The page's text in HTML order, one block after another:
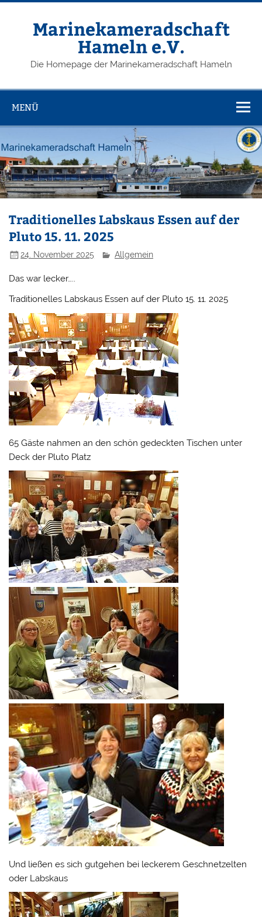
Zum
springenMarinekameradschaft
Hameln e.V.
Die Homepage der Marinekameradschaft Hameln
MENÜ
Traditionelles Labskaus Essen auf der
Pluto 15. 11. 2025
24. November 2025 Allgemein
Das war lecker…..
Traditionelles Labskaus Essen auf der Pluto 15. 11. 2025
65 Gäste nahmen an den schön gedeckten Tischen unter
Deck der Pluto Platz
Und ließen es sich gutgehen bei leckerem Geschnetzelten
oder Labskaus